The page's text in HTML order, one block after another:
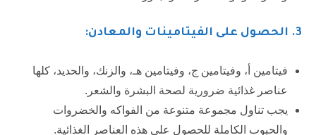
3. الحصول على الفيتامينات والمعادن:
فيتامين أ، وفيتامين ج، وفيتامين هـ، والزنك، والحديد، كلها
عناصر غذائية ضرورية لصحة البشرة والشعر.
يجب تناول مجموعة متنوعة من الفواكه والخضروات
والحبوب الكاملة للحصول على هذه العناصر الغذائية.